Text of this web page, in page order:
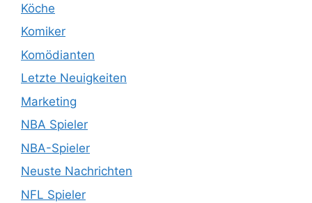
Köche
Komiker
Komödianten
Letzte Neuigkeiten
Marketing
NBA Spieler
NBA-Spieler
Neuste Nachrichten
NFL Spieler